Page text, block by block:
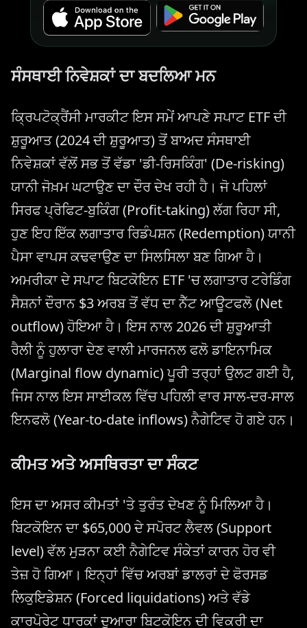
ਸੰਸਥਾਈ ਨਿਵੇਸ਼ਕਾਂ ਦਾ ਬਦਲਿਆ ਮਨ
ਕ੍ਰਿਪਟੋਕ੍ਰੈਂਸੀ ਮਾਰਕੀਟ ਇਸ ਸਮੇਂ ਆਪਣੇ ਸਪਾਟ ETF ਦੀ
ਸ਼ੁਰੂਆਤ (2024 ਦੀ ਸ਼ੁਰੂਆਤ) ਤੋਂ ਬਾਅਦ ਸੰਸਥਾਈ
ਨਿਵੇਸ਼ਕਾਂ ਵੱਲੋਂ ਸਭ ਤੋਂ ਵੱਡਾ 'ਡੀ-ਰਿਸਕਿੰਗ' (De-risking)
ਯਾਨੀ ਜੋਖ਼ਮ ਘਟਾਉਣ ਦਾ ਦੌਰ ਦੇਖ ਰਹੀ ਹੈ। ਜੋ ਪਹਿਲਾਂ
ਸਿਰਫ ਪ੍ਰੋਫਿਟ-ਬੁਕਿੰਗ (Profit-taking) ਲੱਗ ਰਿਹਾ ਸੀ,
ਹੁਣ ਇਹ ਇੱਕ ਲਗਾਤਾਰ ਰਿਡੰਪਸ਼ਨ (Redemption) ਯਾਨੀ
ਪੈਸਾ ਵਾਪਸ ਕਢਵਾਉਣ ਦਾ ਸਿਲਸਿਲਾ ਬਣ ਗਿਆ ਹੈ।
ਅਮਰੀਕਾ ਦੇ ਸਪਾਟ ਬਿਟਕੋਇਨ ETF 'ਚ ਲਗਾਤਾਰ ਟਰੇਡਿੰਗ
ਸੈਸ਼ਨਾਂ ਦੌਰਾਨ $3 ਅਰਬ ਤੋਂ ਵੱਧ ਦਾ ਨੈੱਟ ਆਊਟਫਲੋ (Net
outflow) ਹੋਇਆ ਹੈ। ਇਸ ਨਾਲ 2026 ਦੀ ਸ਼ੁਰੂਆਤੀ
ਰੈਲੀ ਨੂੰ ਹੁਲਾਰਾ ਦੇਣ ਵਾਲੀ ਮਾਰਜਨਲ ਫਲੋ ਡਾਇਨਾਮਿਕ
(Marginal flow dynamic) ਪੂਰੀ ਤਰ੍ਹਾਂ ਉਲਟ ਗਈ ਹੈ,
ਜਿਸ ਨਾਲ ਇਸ ਸਾਈਕਲ ਵਿੱਚ ਪਹਿਲੀ ਵਾਰ ਸਾਲ-ਦਰ-ਸਾਲ
ਇਨਫਲੋ (Year-to-date inflows) ਨੈਗੇਟਿਵ ਹੋ ਗਏ ਹਨ।
ਕੀਮਤ ਅਤੇ ਅਸਥਿਰਤਾ ਦਾ ਸੰਕਟ
ਇਸ ਦਾ ਅਸਰ ਕੀਮਤਾਂ 'ਤੇ ਤੁਰੰਤ ਦੇਖਣ ਨੂੰ ਮਿਲਿਆ ਹੈ।
ਬਿਟਕੋਇਨ ਦਾ $65,000 ਦੇ ਸਪੋਰਟ ਲੈਵਲ (Support
level) ਵੱਲ ਮੁੜਨਾ ਕਈ ਨੈਗੇਟਿਵ ਸੰਕੇਤਾਂ ਕਾਰਨ ਹੋਰ ਵੀ
ਤੇਜ਼ ਹੋ ਗਿਆ। ਇਨ੍ਹਾਂ ਵਿੱਚ ਅਰਬਾਂ ਡਾਲਰਾਂ ਦੇ ਫੋਰਸਡ
ਲਿਕੁਇਡੇਸ਼ਨ (Forced liquidations) ਅਤੇ ਵੱਡੇ
ਕਾਰਪੋਰੇਟ ਧਾਰਕਾਂ ਦੁਆਰਾ ਬਿਟਕੋਇਨ ਦੀ ਵਿਕਰੀ ਦਾ